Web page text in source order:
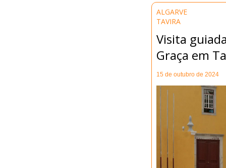
ALGARVE
TAVIRA
Visita
Graça em
15 de outubro de 2024